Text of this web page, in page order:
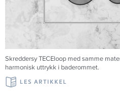
Skreddersy TECEloop med samme
harmonisk uttrykk i baderommet.
LES ARTIKKEL